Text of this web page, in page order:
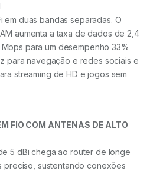
em duas bandas separadas. O
aumenta a taxa de dados de 2,4
para um desempenho 33%
para navegação e redes sociais e
streaming de HD e jogos sem
FIO COM ANTENAS DE ALTO
5 dBi chega ao router de longe
preciso, sustentando conexões